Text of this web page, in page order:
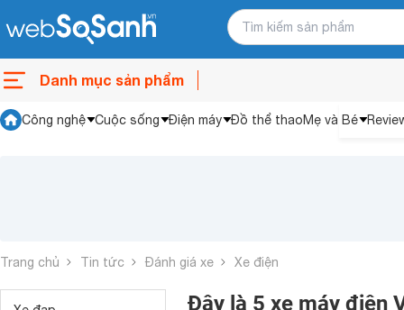
Danh mục sản phẩm
Công nghệ Cuộc sống Điện máy Đồ thể thaoMẹ và Bé
Trang chủ Tin tức Đánh giá xe Xe điện
Đây là 5 xe máy điện